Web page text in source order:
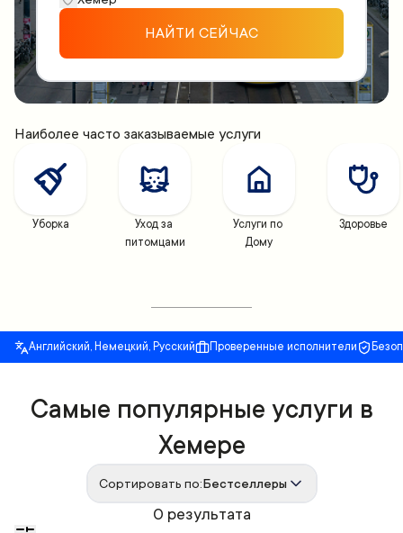
НАЙТИ СЕЙЧАС
Наиболее часто заказываемые услуги
Уборка
Уход за
питомцами
Услуги по
Дому
Здоровье
Английский, Немецкий, Русский Проверенные исполнители
0 результата
Самые популярные услуги в
Хемере
Сортировать по:Бестселлеры